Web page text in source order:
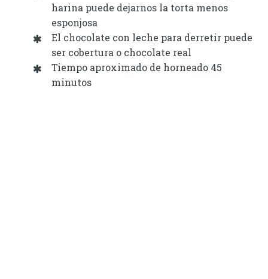
harina puede dejarnos la torta menos
esponjosa
El chocolate con leche para derretir puede
ser cobertura o chocolate real
Tiempo aproximado de horneado 45
minutos